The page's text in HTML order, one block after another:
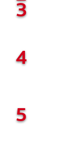
3
4
5